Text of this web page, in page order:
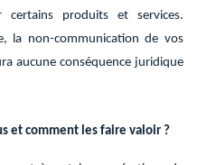
produits et services.
la non-communication de vos
aucune conséquence juridique
et comment les faire valoir ?